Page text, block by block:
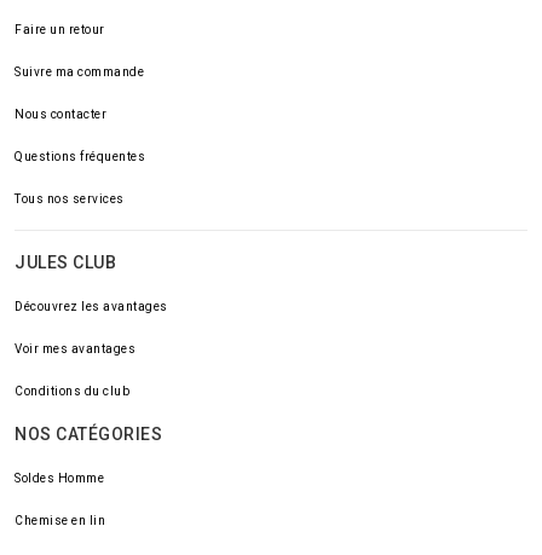
Faire un retour
Suivre ma commande
Nous contacter
Questions fréquentes
Tous nos services
JULES CLUB
Découvrez les avantages
Voir mes avantages
Conditions du club
NOS CATÉGORIES
Soldes Homme
Chemise en lin